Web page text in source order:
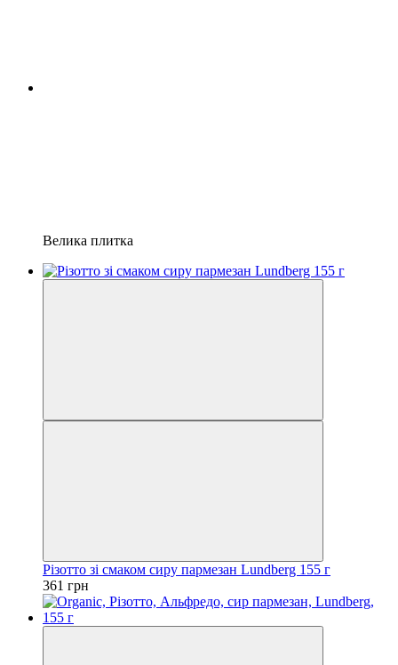
Велика плитка
Різотто зі смаком сиру пармезан Lundberg 155 г
361 грн